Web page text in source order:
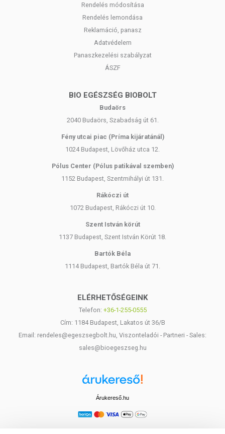
Rendelés módosítása
Rendelés lemondása
Reklamáció, panasz
Adatvédelem
Panaszkezelési szabályzat
ÁSZF
BIO EGÉSZSÉG BIOBOLT
Budaörs
2040 Budaörs, Szabadság út 61.
Fény utcai piac (Príma kijáratánál)
1024 Budapest, Lövőház utca 12.
Pólus Center (Pólus patikával szemben)
1152 Budapest, Szentmihályi út 131.
Rákóczi út
1072 Budapest, Rákóczi út 10.
Szent István körút
1137 Budapest, Szent István Körút 18.
Bartók Béla
1114 Budapest, Bartók Béla út 71.
ELÉRHETŐSÉGEINK
Telefon: +36-1-255-0555
Cím: 1184 Budapest, Lakatos út 36/B
Email: rendeles@egeszsegbolt.hu, Viszonteladói - Partneri - Sales:
sales@bioegeszseg.hu
Árukereső.hu